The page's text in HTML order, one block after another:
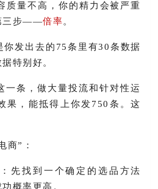
质量不高，你的精力会被严重
三步——倍率。
你发出去的75条里有30条数据
特别好。
一条，做大量投流和针对性运
果，能抵得上你发750条。这
商”：
：先找到一个确定的选品方法
概率更高。